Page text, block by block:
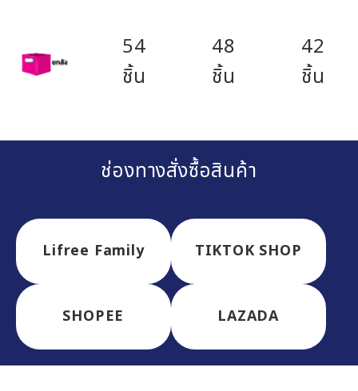
54
ชิ้น
48
ชิ้น
42
ชิ้น
ช่องทางสั่งซื้อสินค้า
Lifree Family TIKTOK SHOP
SHOPEE LAZADA